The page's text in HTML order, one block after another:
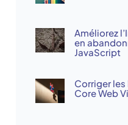
Améliorez
en
JavaScript
Corriger
Core Web